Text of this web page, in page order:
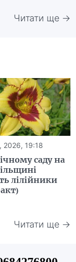
Читати ще →
2026, 19:18
саду на
лілійники
Читати ще →